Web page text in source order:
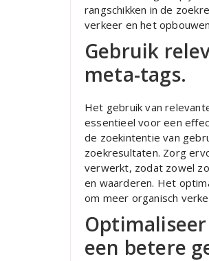
rangschikken in de
verkeer en het
Gebruik
meta-tags.
Het gebruik van
essentieel voor een
de zoekintentie van
zoekresultaten. Zorg
verwerkt, zodat zowel
en waarderen. Het
om meer organisch
een betere